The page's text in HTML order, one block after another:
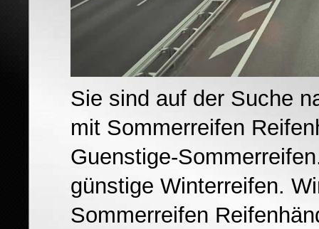
Sie sind auf der Suche
mit Sommerreifen
Guenstige-
günstige Winterreifen.
Sommerreifen